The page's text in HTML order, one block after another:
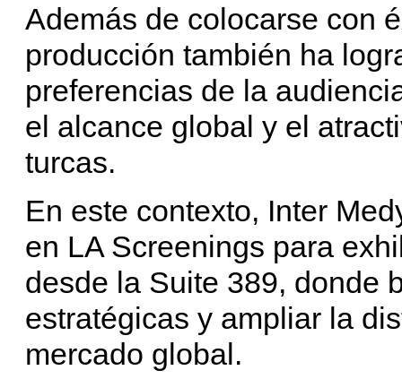
Además de colocarse con
producción también ha
preferencias de la
el alcance global y el
turcas.
En este contexto, Inter
en LA Screenings para
desde la Suite 389, donde
estratégicas y ampliar la
mercado global.